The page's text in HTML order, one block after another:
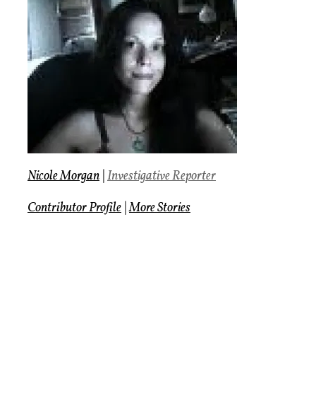
Nicole Morgan Investigative Reporter
Contributor Profile More Stories